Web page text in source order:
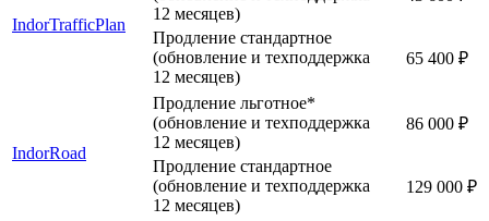
IndorTrafficPlan
12 месяцев)
Продление стандартное
(обновление и техподдержка
12 месяцев)
65 400 ₽
IndorRoad
Продление льготное*
(обновление и техподдержка
12 месяцев)
86 000 ₽
Продление стандартное
(обновление и техподдержка
12 месяцев)
129 000 ₽